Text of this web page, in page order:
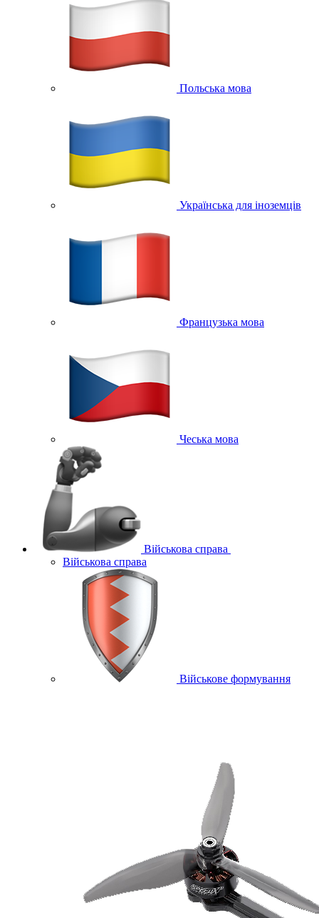
Польська мова
Українська для іноземців
Французька мова
Чеська мова
Військова справа
Військова справа
Військове формування